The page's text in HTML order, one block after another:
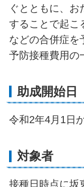
ぐとともに、
することで起こ
などの合併症を
予防接種費用の
助成開始日
令和2年4月1日
対象者
接種日時点に坂